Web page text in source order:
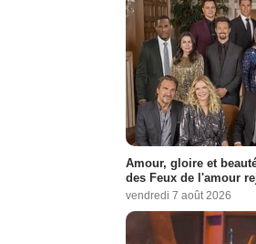
Amour, gloire et
des Feux de l'amour
vendredi 7 août 2026